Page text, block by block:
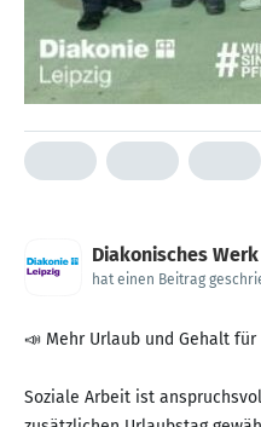
Diakonisches
hat einen Beitrag
📣 Mehr Urlaub und Gehalt
Soziale Arbeit ist